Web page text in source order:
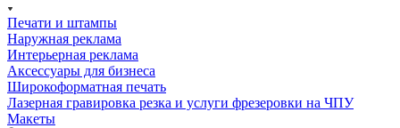
Печати и штампы
Наружная реклама
Интерьерная реклама
Аксессуары для бизнеса
Широкоформатная печать
Лазерная гравировка резка и услуги фрезеровки на ЧПУ
Макеты